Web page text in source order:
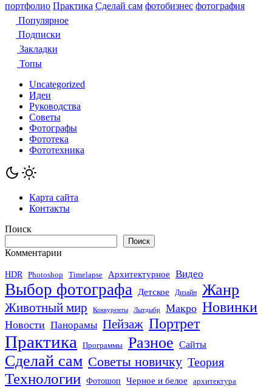
портфолио Практика Сделай сам фотобизнес фотография
Популярное
Подписки
Закладки
Топы
Uncategorized
Идеи
Руководства
Советы
Фотографы
Фототека
Фототехника
Карта сайта
Контакты
Поиск
Поиск
Комментарии
HDR Photoshop Timelapse Архитектурное Видео
Выбор фотографа Детское Дизайн Жанр
Животный мир Конкуренты Лытдыбр Макро Новинки
Новости Панорамы Пейзаж Портрет
Практика Программы Разное Сайты
Сделай сам Советы новичку Теория
Технологии Фотошоп Черное и белое архитектура